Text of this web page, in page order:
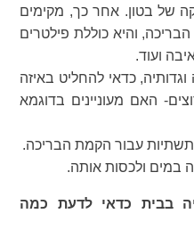
של בטון. אחר כך, מקימים
והיא כוללת פילטרים
ועוד.
כדאי להחליט באיזה
האם מעוניינים בדוגמא
עבור הקמת הבריכה.
במים ולכסות אותה.
בבית כדאי לדעת כמה